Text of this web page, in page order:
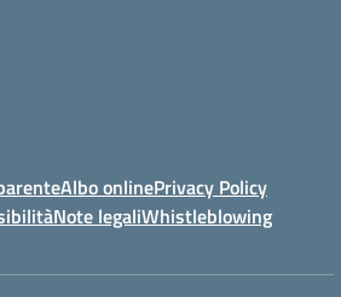
Albo onlinePrivacy Policy
Note legaliWhistleblowing